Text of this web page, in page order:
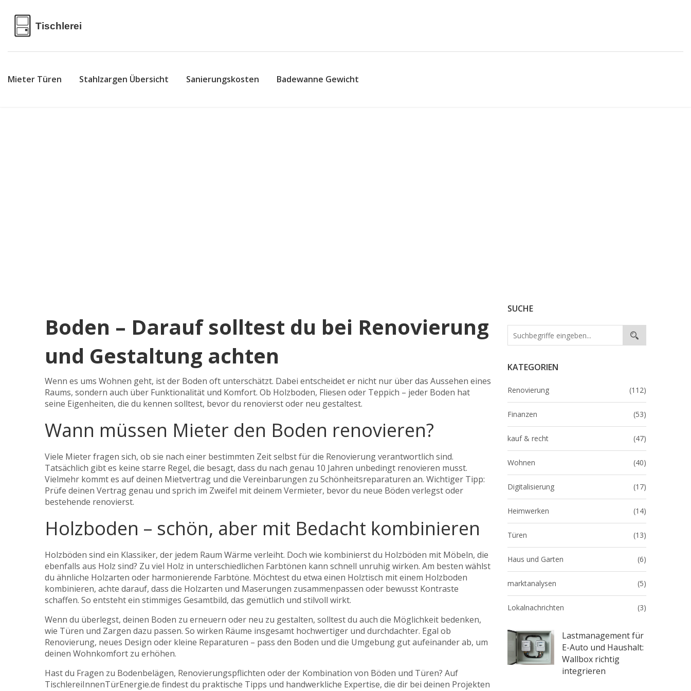
Mieter Türen Stahlzargen Übersicht Sanierungskosten Badewanne Gewicht
SUCHE
KATEGORIEN
Renovierung (112)
Finanzen (53)
kauf & recht (47)
Wohnen (40)
Digitalisierung (17)
Heimwerken (14)
Türen (13)
Haus und Garten (6)
marktanalysen (5)
Lokalnachrichten (3)
Lastmanagement für
E-Auto und Haushalt:
Wallbox richtig
integrieren
Boden – Darauf solltest du bei Renovierung
und Gestaltung achten
Wenn es ums Wohnen geht, ist der Boden oft unterschätzt. Dabei entscheidet er nicht nur über das Aussehen eines
Raums, sondern auch über Funktionalität und Komfort. Ob Holzboden, Fliesen oder Teppich – jeder Boden hat
seine Eigenheiten, die du kennen solltest, bevor du renovierst oder neu gestaltest.
Wann müssen Mieter den Boden renovieren?
Viele Mieter fragen sich, ob sie nach einer bestimmten Zeit selbst für die Renovierung verantwortlich sind.
Tatsächlich gibt es keine starre Regel, die besagt, dass du nach genau 10 Jahren unbedingt renovieren musst.
Vielmehr kommt es auf deinen Mietvertrag und die Vereinbarungen zu Schönheitsreparaturen an. Wichtiger Tipp:
Prüfe deinen Vertrag genau und sprich im Zweifel mit deinem Vermieter, bevor du neue Böden verlegst oder
bestehende renovierst.
Holzboden – schön, aber mit Bedacht kombinieren
Holzböden sind ein Klassiker, der jedem Raum Wärme verleiht. Doch wie kombinierst du Holzböden mit Möbeln, die
ebenfalls aus Holz sind? Zu viel Holz in unterschiedlichen Farbtönen kann schnell unruhig wirken. Am besten wählst
du ähnliche Holzarten oder harmonierende Farbtöne. Möchtest du etwa einen Holztisch mit einem Holzboden
kombinieren, achte darauf, dass die Holzarten und Maserungen zusammenpassen oder bewusst Kontraste
schaffen. So entsteht ein stimmiges Gesamtbild, das gemütlich und stilvoll wirkt.
Wenn du überlegst, deinen Boden zu erneuern oder neu zu gestalten, solltest du auch die Möglichkeit bedenken,
wie Türen und Zargen dazu passen. So wirken Räume insgesamt hochwertiger und durchdachter. Egal ob
Renovierung, neues Design oder kleine Reparaturen – pass den Boden und die Umgebung gut aufeinander ab, um
deinen Wohnkomfort zu erhöhen.
Hast du Fragen zu Bodenbelägen, Renovierungspflichten oder der Kombination von Böden und Türen? Auf
TischlereiInnenTürEnergie.de findest du praktische Tipps und handwerkliche Expertise, die dir bei deinen Projekten